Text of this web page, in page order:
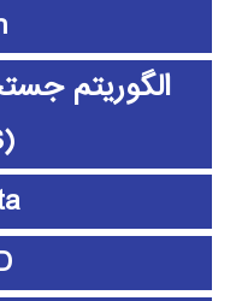
الگوریتم
(GELS)